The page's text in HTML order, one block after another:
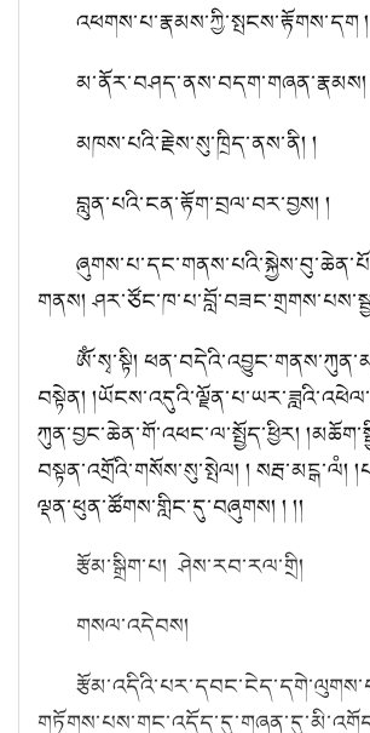
འཕགས་པ་རྣམས་ཀྱི་སྤངས་རྟོགས་དག །
མ་ནོར་བཤད་ནས་བདག་གཞན་རྣམས།
མཁས་པའི་རྗེས་སུ་ཁྲིད་ནས་ནི། །
བླུན་པའི་ངན་རྟོག་བྲལ་བར་བྱས། །
གནས།
ཨོཾ་སྭ་སྟི།
བསྟེན།
ཀུན་བྱང་ཆེན་གོ་འཕང་ལ་སྤྱོད་ཕྱིར།
བསྟན་འགྲོའི་གསོས་སུ་སྤེལ། ། སརྦ་མངྒ་ལཾ།
ལྡན་ཕུན་ཚོགས་གླིང་དུ་བཞུགས། ། །།
རྩོམ་སྒྲིག་པ། ཤེས་རབ་རལ་གྲི།
གསལ་འདེབས།